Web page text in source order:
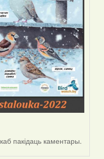
каб пакідаць каментары.